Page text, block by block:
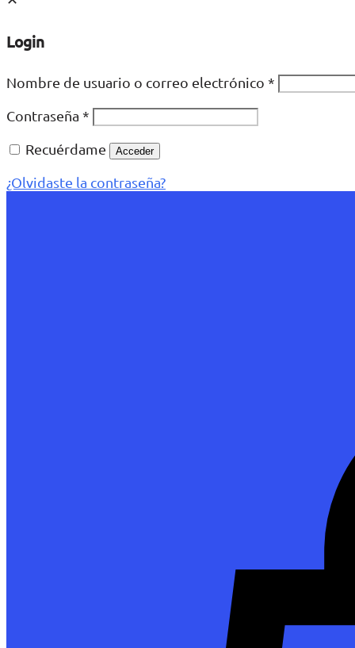
Login
Nombre de usuario o correo electrónico *
Contraseña *
Recuérdame
Acceder
¿Olvidaste la contraseña?